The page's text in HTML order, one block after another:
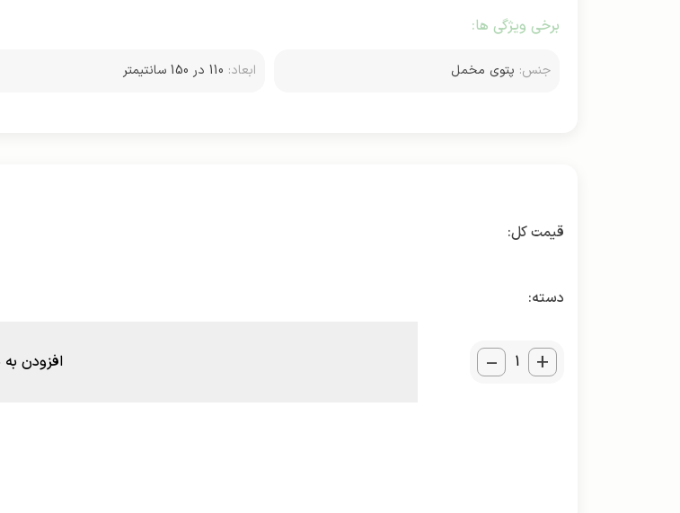
برخی ویژگی ها:
جنس: پتوی مخمل ابعاد: 110 در 150 سانتیمتر
دسته:
_ + افزودن